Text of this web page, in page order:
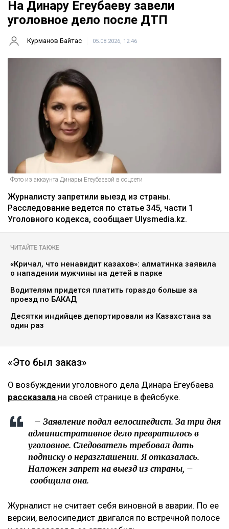
На Динару Егеубаеву завели
уголовное дело после ДТП
Курманов Байтас 05.08.2026, 12:46
Фото из аккаунта Динары Егеубаевой в соцсети
Журналисту запретили выезд из страны.
Расследование ведется по статье 345, части 1
Уголовного кодекса, сообщает Ulysmedia.kz.
ЧИТАЙТЕ ТАКЖЕ
«Кричал, что ненавидит казахов»: алматинка заявила
о нападении мужчины на детей в парке
Водителям придется платить гораздо больше за
проезд по БАКАД
Десятки индийцев депортировали из Казахстана за
один раз
«Это был заказ»
О возбуждении уголовного дела Динара Егеубаева
рассказала на своей странице в фейсбуке.
– Заявление подал велосипедист. За три дня
административное дело превратилось в
уголовное. Следователь требовал дать
подписку о неразглашении. Я отказалась.
Наложен запрет на выезд из страны, –
сообщила она.
Журналист не считает себя виновной в аварии. По ее
версии, велосипедист двигался по встречной полосе